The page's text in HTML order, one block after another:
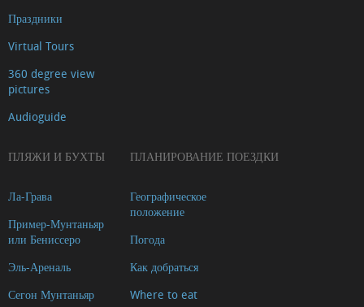
Праздники
Virtual Tours
360 degree view
pictures
Audioguide
ПЛЯЖИ И БУХТЫ
Ла-Грава
Пример-Мунтаньяр
или Бениссеро
Эль-Ареналь
Сегон Мунтаньяр
ПЛАНИРОВАНИЕ ПОЕЗДКИ
Географическое
положение
Погода
Как добраться
Where to eat